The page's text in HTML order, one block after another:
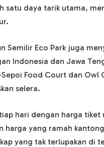
satu daya tarik utama,
Semilir Eco Park juga
Indonesia dan Jawa
Food Court dan Owl
selera.
hari dengan harga tiket
harga yang ramah
yang tak terlupakan di